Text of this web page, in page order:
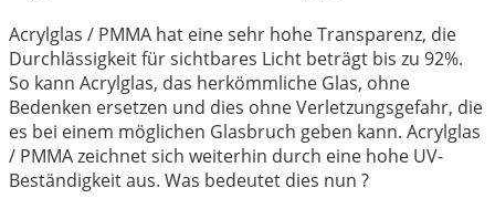
Acrylglas / PMMA hat eine sehr hohe Transparenz, die
Durchlässigkeit für sichtbares Licht beträgt bis zu 92%.
So kann Acrylglas, das herkömmliche Glas, ohne
Bedenken ersetzen und dies ohne Verletzungsgefahr, die
es bei einem möglichen Glasbruch geben kann. Acrylglas
/ PMMA zeichnet sich weiterhin durch eine hohe UV-
Beständigkeit aus. Was bedeutet dies nun ?